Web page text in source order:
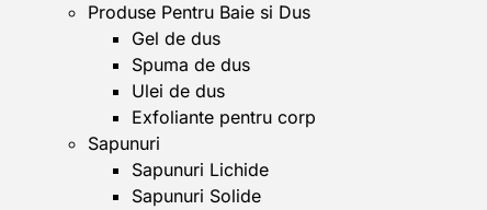
Produse Pentru Baie si Dus
Gel de dus
Spuma de dus
Ulei de dus
Exfoliante pentru corp
Sapunuri
Sapunuri Lichide
Sapunuri Solide